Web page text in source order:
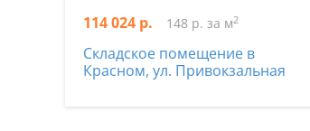
114 024 р. 148 р. за м2
Складское помещение в
Красном, ул. Привокзальная